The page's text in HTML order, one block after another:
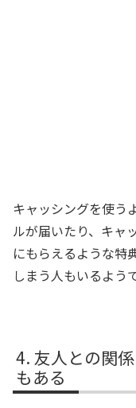
キャッシングを使う
ルが届いたり、キャ
にもらえるような特
しまう人もいるよう
友人との関
もある